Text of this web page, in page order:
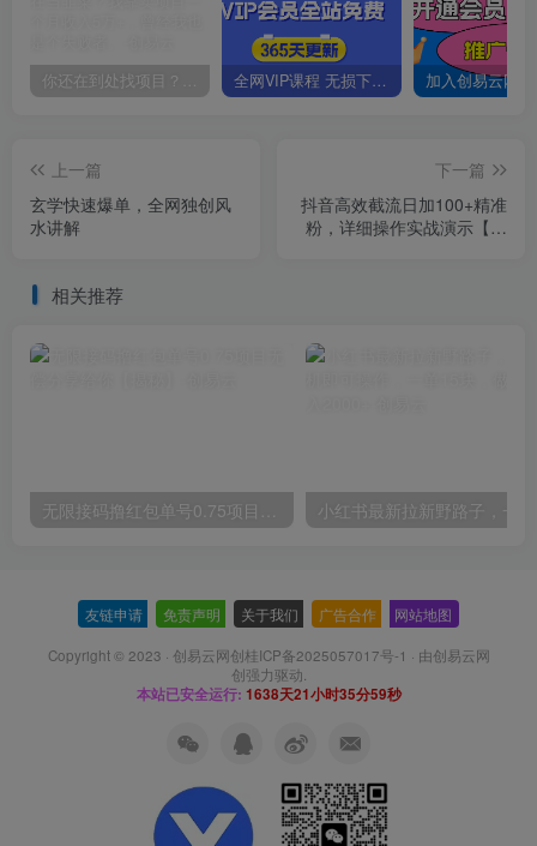
你还在到处找项目？还在当韭菜？我靠卖项目一个月收入5万+，曾经我也是个失败者。 全网VIP课程 无损下载~
上一篇
玄学快速爆单，全网独创风
水讲解
下一篇
抖音高效截流日加100+精准
粉，详细操作实战演示【揭
相关推荐
无限接码撸红包单号0.75项目无偿分享给你【揭秘】
友链申请 免责声明 关于我们 广告合作 网站地图
Copyright © 2023 · 创易云网创桂ICP备2025057017号-1 · 由创易云网
创强力驱动.
本站已安全运行: 1638天21小时36分0秒